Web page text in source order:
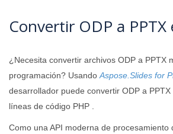
Convertir ODP a PPTX
¿Necesita convertir archivos ODP a PPTX
programación? Usando Aspose.Slides for
desarrollador puede convertir ODP a
líneas de código PHP .
Como una API moderna de procesamiento